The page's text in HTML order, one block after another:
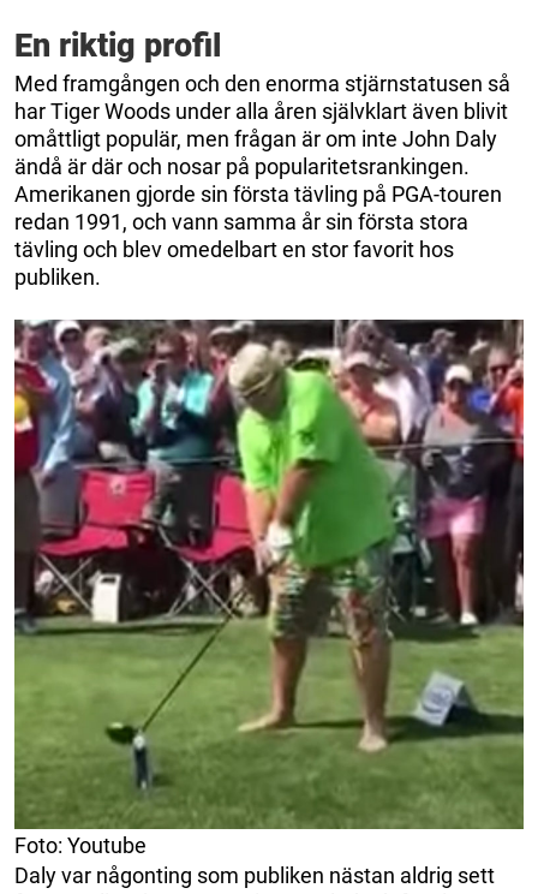
En riktig profil
Med framgången och den enorma stjärnstatusen så
har Tiger Woods under alla åren självklart även blivit
omåttligt populär, men frågan är om inte John Daly
ändå är där och nosar på popularitetsrankingen.
Amerikanen gjorde sin första tävling på PGA-touren
redan 1991, och vann samma år sin första stora
tävling och blev omedelbart en stor favorit hos
publiken.
Foto: Youtube
Daly var någonting som publiken nästan aldrig sett